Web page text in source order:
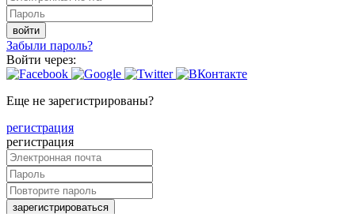
войти
Забыли пароль?
Войти через:
Еще не зарегистрированы?
регистрация
регистрация
зарегистрироваться